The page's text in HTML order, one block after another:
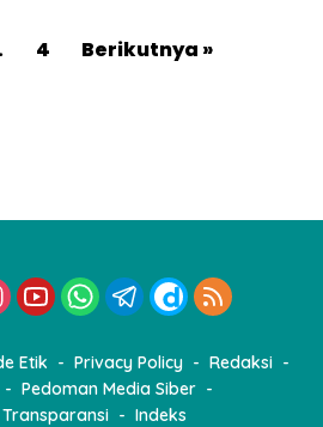
4 Berikutnya »
Etik Privacy Policy
Redaksi
Pedoman Media Siber
Indeks